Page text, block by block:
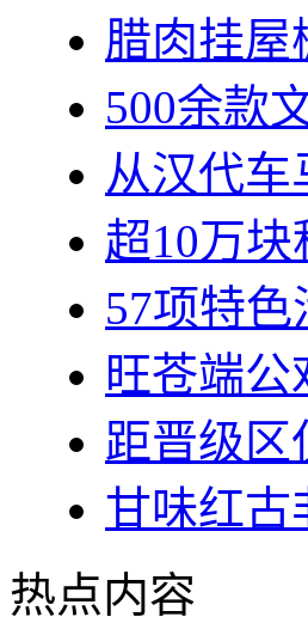
腊肉挂屋
500余款
从汉代车
超10万
57项特
旺苍端公
距晋级区
甘味红古
热点内容